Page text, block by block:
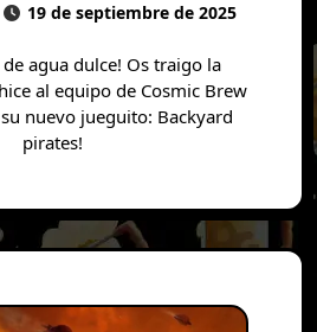
19 de septiembre de 2025
al equipo de Cosmic Brew
nuevo jueguito: Backyard
pirates!